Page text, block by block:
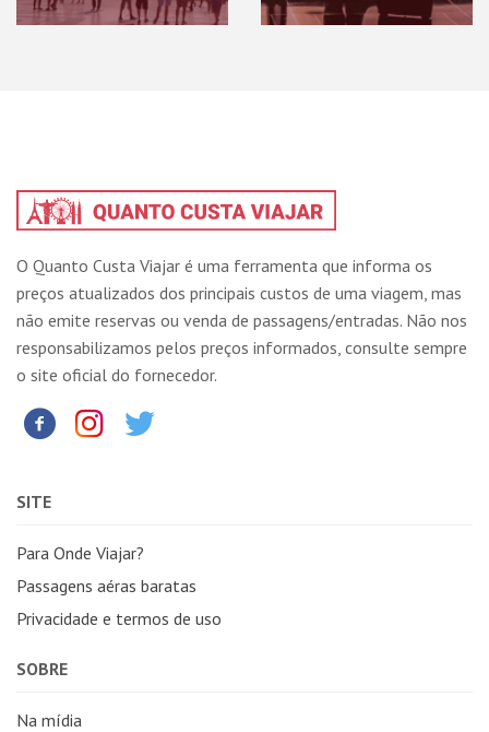
O Quanto Custa Viajar é uma ferramenta que informa os
preços atualizados dos principais custos de uma viagem, mas
não emite reservas ou venda de passagens/entradas. Não nos
responsabilizamos pelos preços informados, consulte sempre
o site oficial do fornecedor.
SITE
Para Onde Viajar?
Passagens aéras baratas
Privacidade e termos de uso
SOBRE
Na mídia